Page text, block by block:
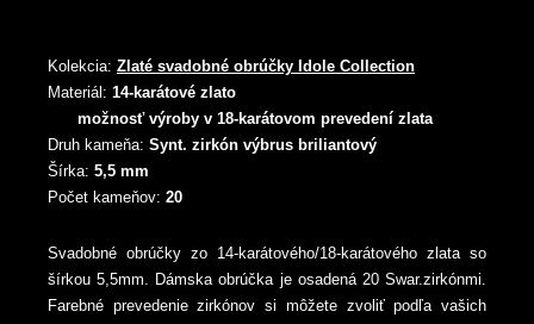
Kolekcia: Zlaté svadobné obrúčky Idole Collection
Materiál: 14-karátové zlato
možnosť výroby v 18-karátovom prevedení zlata
Druh kameňa: Synt. zirkón výbrus briliantový
Šírka: 5,5 mm
Počet kameňov: 20
Svadobné obrúčky zo 14-karátového/18-karátového zlata so
šírkou 5,5mm. Dámska obrúčka je osadená 20 Swar.zirkónmi.
Farebné prevedenie zirkónov si môžete zvoliť podľa vašich